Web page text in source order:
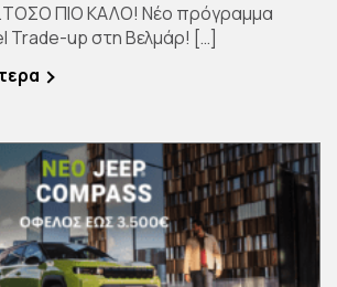
ΠΙΟ ΚΑΛΟ! Νέο πρόγραμμα
Trade-up στη Βελμάρ! […]